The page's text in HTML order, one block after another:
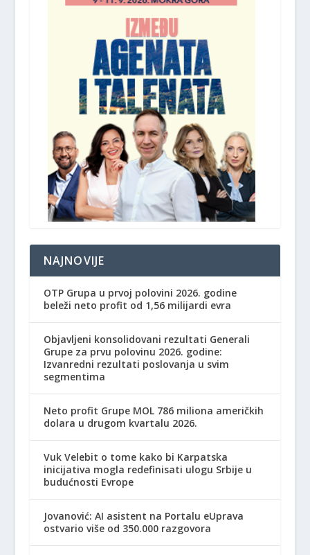
NAJNOVIJE
OTP Grupa u prvoj polovini 2026. godine
beleži neto profit od 1,56 milijardi evra
Objavljeni konsolidovani rezultati Generali
Grupe za prvu polovinu 2026. godine:
Izvanredni rezultati poslovanja u svim
segmentima
Neto profit Grupe MOL 786 miliona američkih
dolara u drugom kvartalu 2026.
Vuk Velebit o tome kako bi Karpatska
inicijativa mogla redefinisati ulogu Srbije u
budućnosti Evrope
Jovanović: AI asistent na Portalu eUprava
ostvario više od 350.000 razgovora